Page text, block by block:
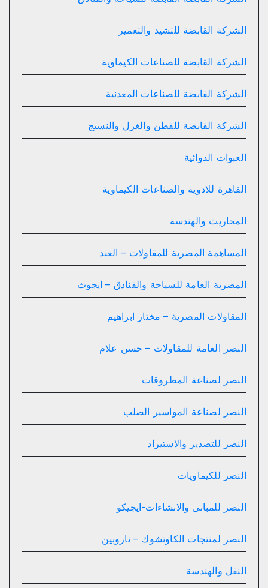
الشركة القابضة للتشيد والتعمير
الشركة القابضة للصناعات الكيماوية
الشركة القابضة للصناعات المعدنية
الشركة القابضة للقطن والغزل والنسيج
العبوات الدوائية
القاهرة للادوية والصناعات الكيماوية
المحاريث والهندسة
المساهمة المصرية للمقاولات – العبد
المصرية العامة للسياحة والفنادق – ايجوث
المقاولات المصرية – مختار ابراهيم
النصر العامة للمقاولات – حسن علام
النصر لصناعة المطروقات
النصر لصناعة المواسير الصلب
النصر للتصدير والاستيراد
النصر للكيماويات
النصر للمبانى والانشاءات-ايجيكو
النصر لمنتجات الكاوتشوك – ناروبين
النقل والهندسة